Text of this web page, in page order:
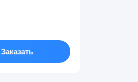
Заказать